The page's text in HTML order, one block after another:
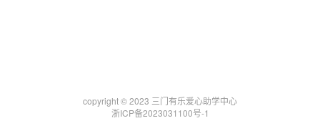
copyright © 2023 三门有乐爱心助学中心
浙ICP备2023031100号-1